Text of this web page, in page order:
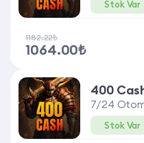
Stok Var
1182.22₺
1064.00₺
400
7/24
Stok Var